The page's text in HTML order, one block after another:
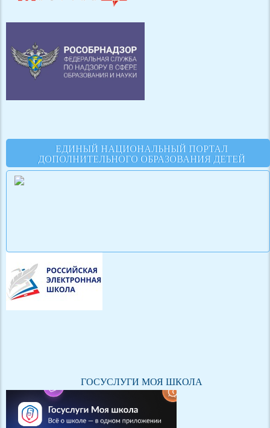
ЕДИНЫЙ НАЦИОНАЛЬНЫЙ ПОРТАЛ
ДОПОЛНИТЕЛЬНОГО ОБРАЗОВАНИЯ ДЕТЕЙ
ГОСУСЛУГИ МОЯ ШКОЛА